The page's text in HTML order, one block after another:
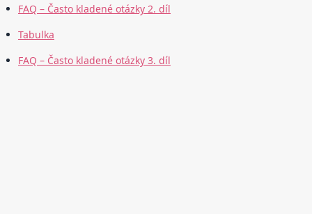
FAQ – Často kladené otázky 2. díl
Tabulka
FAQ – Často kladené otázky 3. díl